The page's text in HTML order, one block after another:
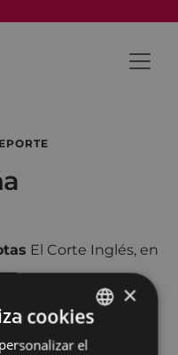
El Corte Inglés, en
niños , en la plaza
expuestos todos
BASQUE
×
cookies
el